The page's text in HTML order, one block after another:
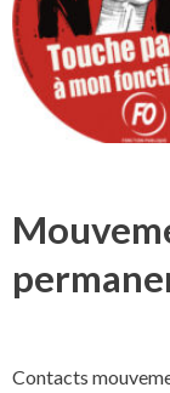
Contacts